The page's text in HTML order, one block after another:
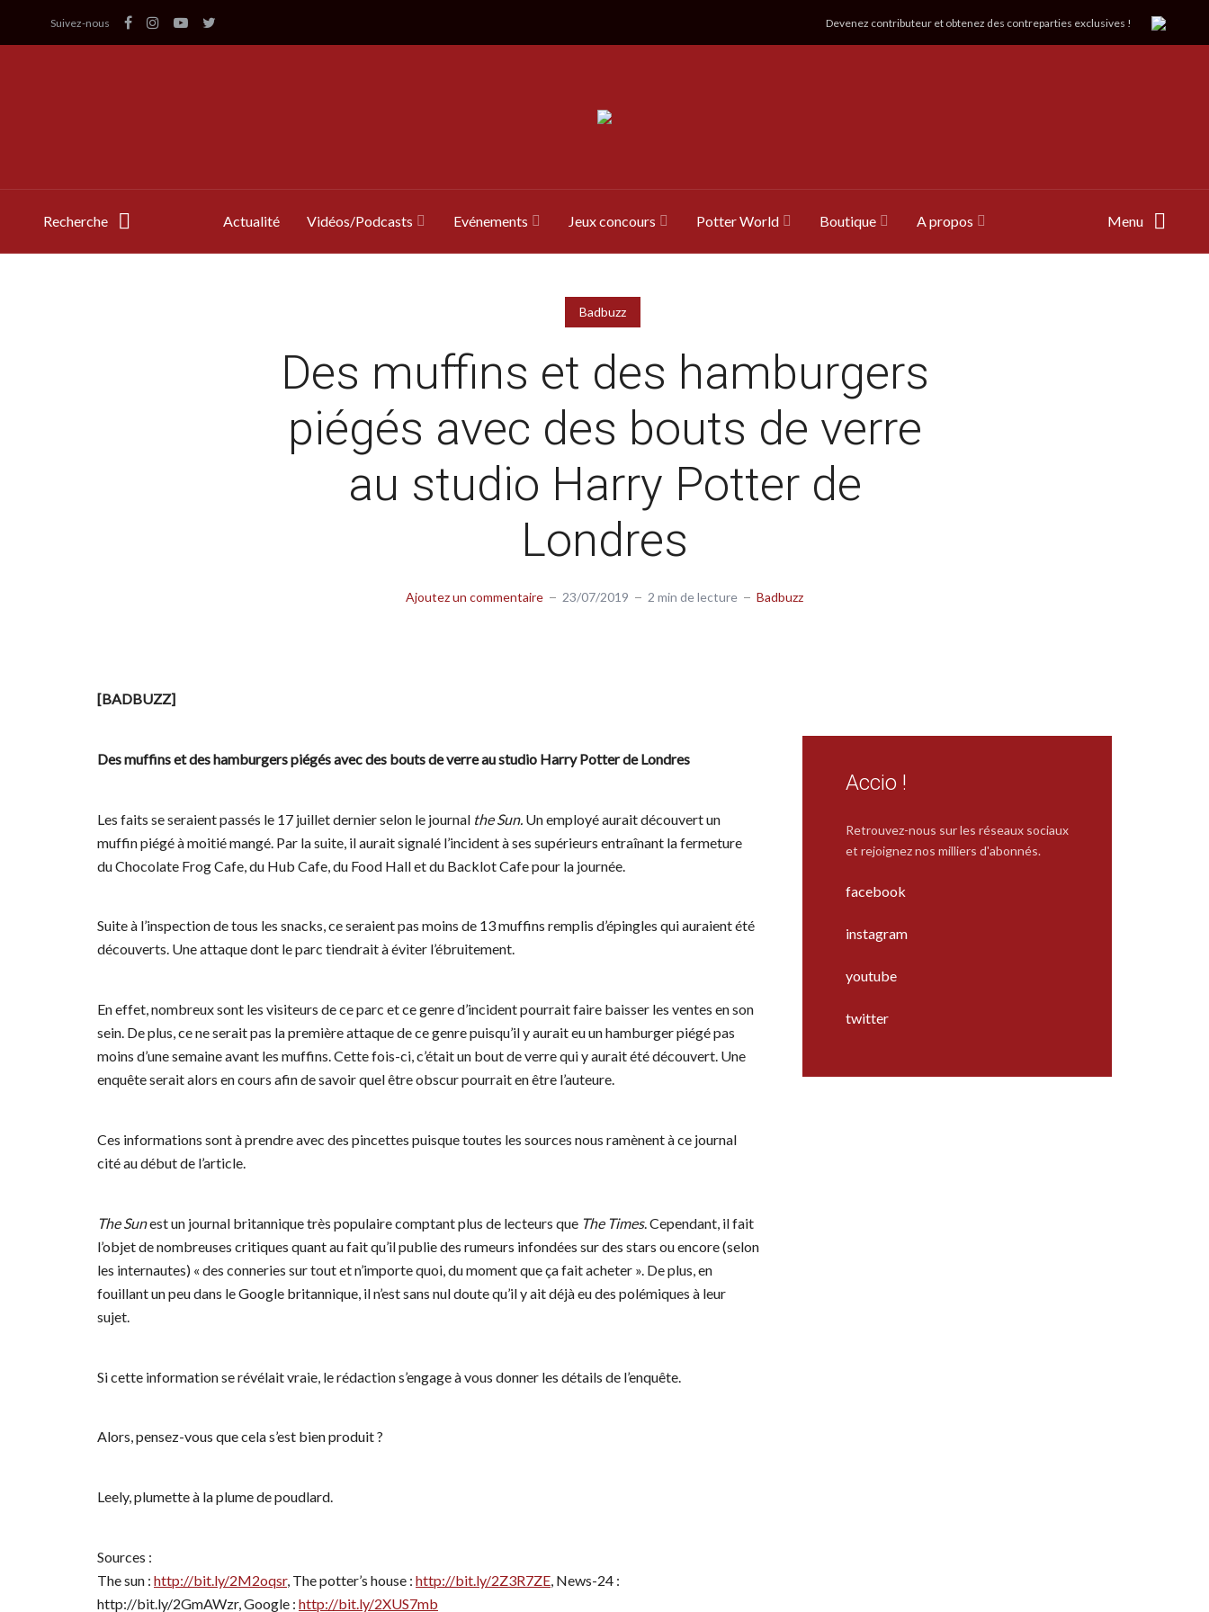
Suivez-nous Devenez contributeur et obtenez des contreparties exclusives !
Recherche Actualité Vidéos/Podcasts Evénements Jeux concours Potter World Boutique A propos Menu
Badbuzz
Des muffins et des hamburgers
piégés avec des bouts de verre
au studio Harry Potter de
Londres
Ajoutez un commentaire 23/07/2019 2 min de lecture Badbuzz
[BADBUZZ]
Des muffins et des hamburgers piégés avec des bouts de verre au studio Harry Potter de Londres
Les faits se seraient passés le 17 juillet dernier selon le journal the Sun. Un employé aurait découvert un
muffin piégé à moitié mangé. Par la suite, il aurait signalé l’incident à ses supérieurs entraînant la fermeture
du Chocolate Frog Cafe, du Hub Cafe, du Food Hall et du Backlot Cafe pour la journée.
Suite à l’inspection de tous les snacks, ce seraient pas moins de 13 muffins remplis d’épingles qui auraient été
découverts. Une attaque dont le parc tiendrait à éviter l’ébruitement.
En effet, nombreux sont les visiteurs de ce parc et ce genre d’incident pourrait faire baisser les ventes en son
sein. De plus, ce ne serait pas la première attaque de ce genre puisqu’il y aurait eu un hamburger piégé pas
moins d’une semaine avant les muffins. Cette fois-ci, c’était un bout de verre qui y aurait été découvert. Une
enquête serait alors en cours afin de savoir quel être obscur pourrait en être l’auteure.
Ces informations sont à prendre avec des pincettes puisque toutes les sources nous ramènent à ce journal
cité au début de l’article.
The Sunest un journal britannique très populaire comptant plus de lecteurs que The Times. Cependant, il fait
l’objet de nombreuses critiques quant au fait qu’il publie des rumeurs infondées sur des stars ou encore (selon
les internautes) « des conneries sur tout et n’importe quoi, du moment que ça fait acheter ». De plus, en
fouillant un peu dans le Google britannique, il n’est sans nul doute qu’il y ait déjà eu des polémiques à leur
sujet.
Si cette information se révélait vraie, le rédaction s’engage à vous donner les détails de l’enquête.
Alors, pensez-vous que cela s’est bien produit ?
Leely, plumette à la plume de poudlard.
Sources :
The sun : http://bit.ly/2M2oqsr, The potter’s house : http://bit.ly/2Z3R7ZE, News-24 :
http://bit.ly/2GmAWzr, Google : http://bit.ly/2XUS7mb
Accio !
Retrouvez-nous sur les réseaux sociaux
et rejoignez nos milliers d'abonnés.
facebook
instagram
youtube
twitter